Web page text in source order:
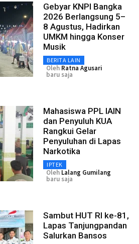
Gebyar KNPI Bangka
2026 Berlangsung 5–
8 Agustus, Hadirkan
UMKM hingga Konser
Musik
BERITA LAIN
Oleh Ratna Agusari
baru saja
Mahasiswa PPL IAIN
dan Penyuluh KUA
Rangkui Gelar
Penyuluhan di Lapas
Narkotika
IPTEK
Oleh Lalang Gumilang
baru saja
Sambut HUT RI ke-81,
Lapas Tanjungpandan
Salurkan Bansos